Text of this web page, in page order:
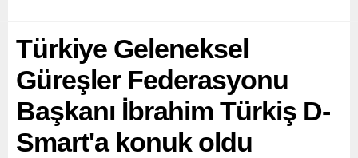
Türkiye Geleneksel
Güreşler Federasyonu
Başkanı İbrahim Türkiş D-
Smart'a konuk oldu